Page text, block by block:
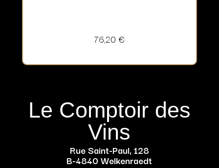
76,20 €
Le Comptoir des
Vins
Rue Saint-Paul, 128
B-4840 Welkenraedt